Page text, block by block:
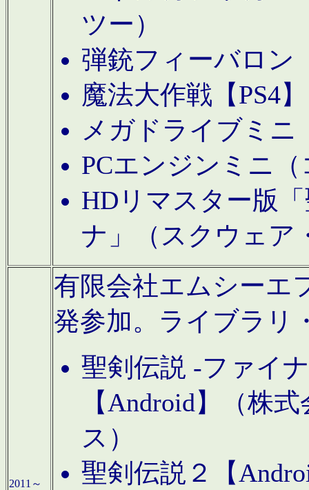
ツー）
弾銃フィーバロン
魔法大作戦【PS4
メガドライブミニ
PCエンジンミニ
HDリマスター版
ナ」（スクウェア
2011～
有限会社エムシーエ
発参加。ライブラリ
聖剣伝説 -ファイ
【Android】（株
ス）
聖剣伝説２【